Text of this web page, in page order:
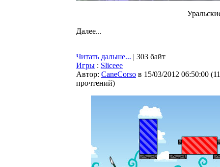
Далее...
Читать дальше... | 303 байт
Игры : Sliceee
Автор: CaneCorso в 15/03/2012 06:50:00 (
прочтений)